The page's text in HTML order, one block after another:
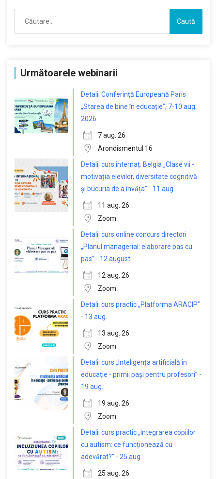
după:
Următoarele webinarii
Detalii Conferință Europeană Paris
„Starea de bine în educație”, 7-10 aug.
2026
7 aug. 26
Arondismentul 16
Detalii curs internaț. Belgia „Clase vii -
motivația elevilor, diversitate cognitivă
și bucuria de a învăța” - 11 aug.
11 aug. 26
Zoom
Detalii curs online concurs directori
„Planul managerial: elaborare pas cu
pas” - 12 august
12 aug. 26
Zoom
Detalii curs practic „Platforma ARACIP”
- 13 aug.
13 aug. 26
Zoom
Detalii curs „Inteligența artificială în
educație - primii pași pentru profesori” -
19 aug.
19 aug. 26
Zoom
Detalii curs practic „Integrarea copiilor
cu autism: ce funcționează cu
adevărat?” - 25 aug.
25 aug. 26